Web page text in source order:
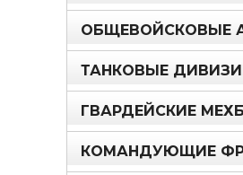
ОБЩЕВОЙСКОВЫЕ
ТАНКОВЫЕ
ГВАРДЕЙСКИЕ
КОМАНДУЮЩИЕ